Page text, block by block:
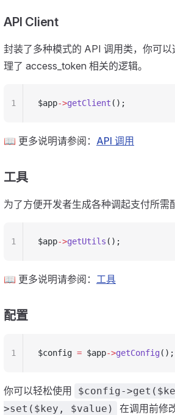
API Client
封装了多种模式的 API 调用类，你可
理了 access_token 相关的逻辑。
$app->getClient ();
1
📖 更多说明请参阅： API 调用
工具
为了方便开发者生成各种调起支付所需
$app->getUtils ();
1
📖 更多说明请参阅： 工具
配置
$config = $app->getConfig ();
1
你可以轻松使用 $config-
>set($key, $value)
在调用前修